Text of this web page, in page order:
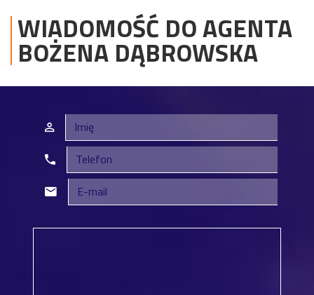
WIADOMOŚĆ DO AGENTA
BOŻENA DĄBROWSKA